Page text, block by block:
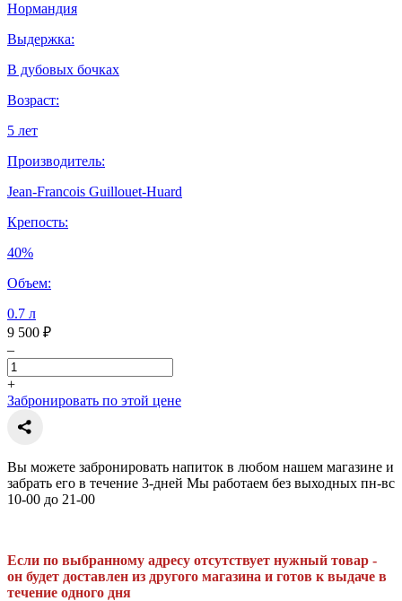
Нормандия
Выдержка:
В дубовых бочках
Возраст:
5 лет
Производитель:
Jean-Francois Guillouet-Huard
Крепость:
40%
Объем:
0.7 л
9 500 ₽
–
+
Забронировать по этой цене
Вы можете забронировать напиток в любом нашем магазине и
забрать его в течение 3-дней Мы работаем без выходных пн-вс
10-00 до 21-00
Если по выбранному адресу отсутствует нужный товар -
он будет доставлен из другого магазина и готов к выдаче в
течение одного дня